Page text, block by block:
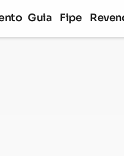
Guia Fipe